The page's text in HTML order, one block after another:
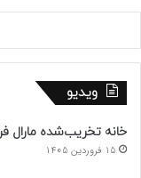
ویدیو
خانه تخریب‌شده مارال
15 فروردین 1405